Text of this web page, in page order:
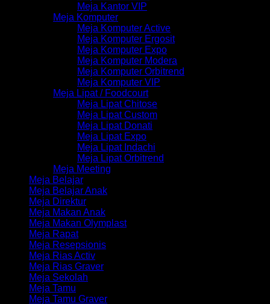
Meja Kantor VIP
Meja Komputer
Meja Komputer Active
Meja Komputer Ergosit
Meja Komputer Expo
Meja Komputer Modera
Meja Komputer Orbitrend
Meja Komputer VIP
Meja Lipat / Foodcourt
Meja Lipat Chitose
Meja Lipat Custom
Meja Lipat Donati
Meja Lipat Expo
Meja Lipat Indachi
Meja Lipat Orbitrend
Meja Meeting
Meja Belajar
Meja Belajar Anak
Meja Direktur
Meja Makan Anak
Meja Makan Olymplast
Meja Rapat
Meja Resepsionis
Meja Rias Activ
Meja Rias Graver
Meja Sekolah
Meja Tamu
Meja Tamu Graver